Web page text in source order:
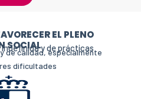
EL PLENO
SOCIALy de prácticas
de calidad, especialmente
dificultades